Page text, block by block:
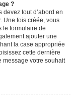
?
tout d’abord en
Une fois créée, vous
le formulaire de
ajouter une
la case appropriée
cette dernière
message votre souhait